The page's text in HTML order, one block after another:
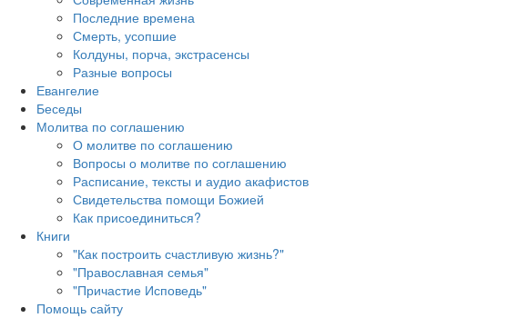
Последние времена
Смерть, усопшие
Колдуны, порча, экстрасенсы
Разные вопросы
Евангелие
Беседы
Молитва по соглашению
О молитве по соглашению
Вопросы о молитве по соглашению
Расписание, тексты и аудио акафистов
Свидетельства помощи Божией
Как присоединиться?
Книги
"Как построить счастливую жизнь?"
"Православная семья"
"Причастие Исповедь"
Помощь сайту